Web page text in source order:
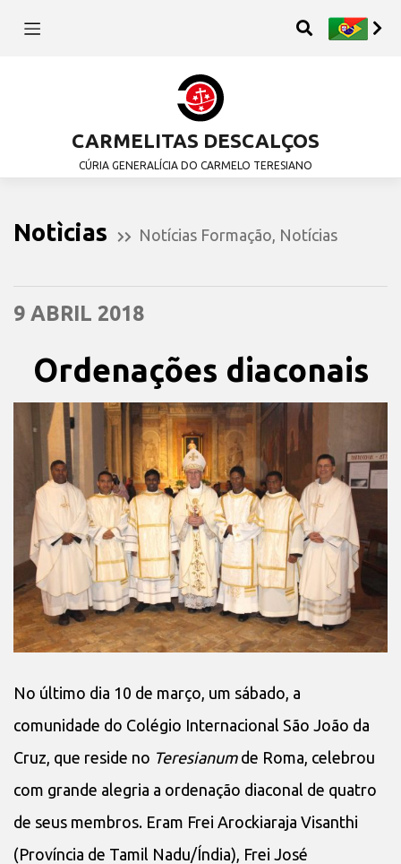
CARMELITAS DESCALÇOS
CÚRIA GENERALÍCIA DO CARMELO TERESIANO
Notìcias Notícias Formação Notícias
9 ABRIL 2018
Ordenações diaconais
No último dia 10 de março, um sábado, a
comunidade do Colégio Internacional São João da
Cruz, que reside no Teresianum de Roma, celebrou
com grande alegria a ordenação diaconal de quatro
de seus membros. Eram Frei Arockiaraja Visanthi
(Província de Tamil Nadu/Índia), Frei José